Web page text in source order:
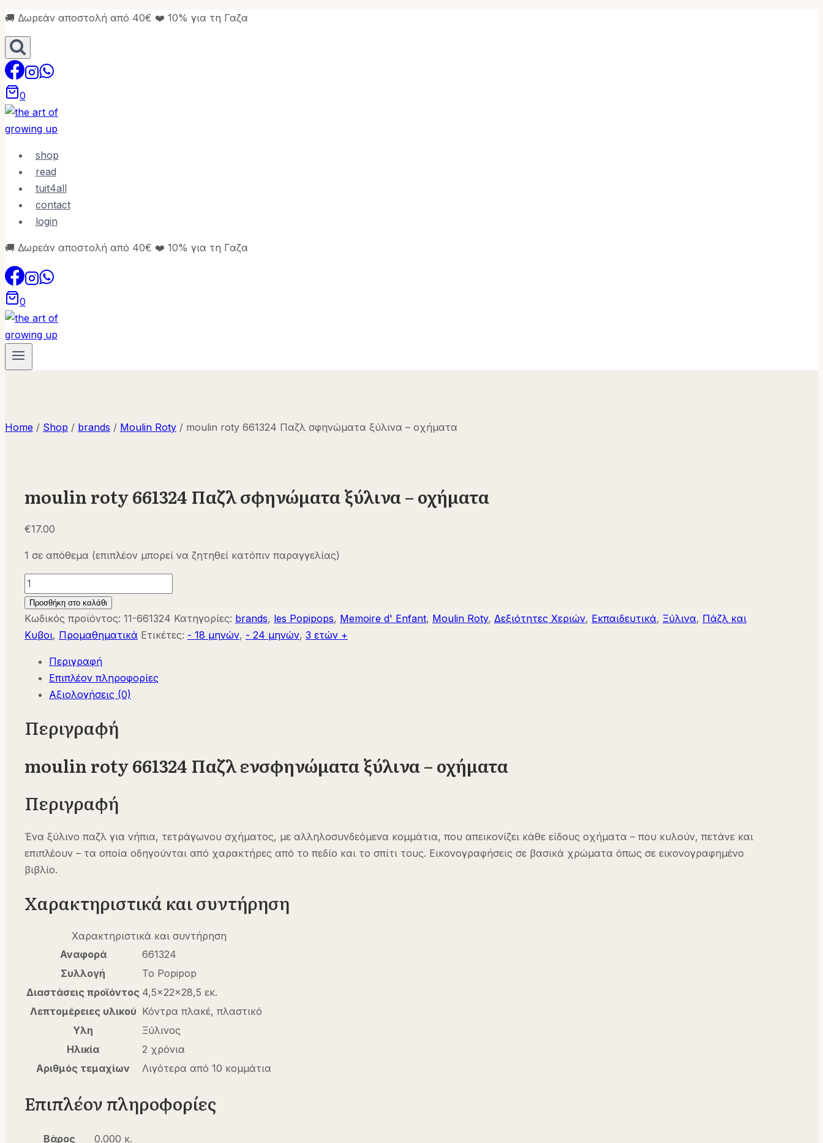
Skip
to
content
🚚 Δωρεάν αποστολή από 40€ ❤️ 10% για τη Γαζα
0
shop
read
tuit4all
contact
login
🚚 Δωρεάν αποστολή από 40€ ❤️ 10% για τη Γαζα
0
Home / Shop / brands / Moulin Roty / moulin roty 661324 Παζλ σφηνώματα ξύλινα – οχήματα
moulin roty 661324 Παζλ σφηνώματα ξύλινα – οχήματα
€17.00
1 σε απόθεμα (επιπλέον μπορεί να ζητηθεί κατόπιν παραγγελίας)
moulin
roty
661324
Παζλ
ξύλινα
οχήματα
Προσθήκη στο καλάθι
Κωδικός προϊόντος: 11-661324 Κατηγορίες: brands, les Popipops, Memoire d' Enfant, Moulin Roty, Δεξιότητες Χεριών, Εκπαιδευτικά, Ξύλινα, Πάζλ και
Κυβοι, Προμαθηματικά Ετικέτες: - 18 μηνών, - 24 μηνών, 3 ετών +
Περιγραφή
Επιπλέον πληροφορίες
Αξιολογήσεις (0)
Περιγραφή
moulin roty 661324 Παζλ ενσφηνώματα ξύλινα – οχήματα
Περιγραφή
Ένα ξύλινο παζλ για νήπια, τετράγωνου σχήματος, με αλληλοσυνδεόμενα κομμάτια, που απεικονίζει κάθε είδους οχήματα – που κυλούν, πετάνε και
επιπλέουν – τα οποία οδηγούνται από χαρακτήρες από το πεδίο και το σπίτι τους. Εικονογραφήσεις σε βασικά χρώματα όπως σε εικονογραφημένο
βιβλίο.
Χαρακτηριστικά και συντήρηση
Χαρακτηριστικά και συντήρηση
Αναφορά
661324
Συλλογή
Το Popipop
Διαστάσεις προϊόντος 4,5x22x28,5 εκ.
Λεπτομέρειες υλικού Κόντρα πλακέ, πλαστικό
Υλη
Ξύλινος
Ηλικία
2 χρόνια
Αριθμός τεμαχίων
Λιγότερα από 10 κομμάτια
Επιπλέον πληροφορίες
Βάρος 0.000 κ.